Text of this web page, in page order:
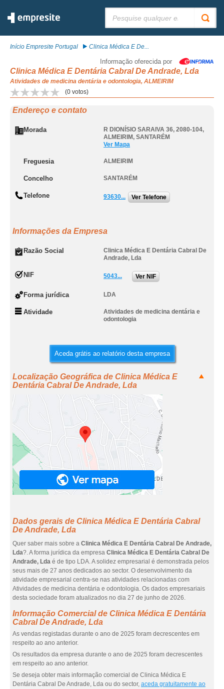
Início Empresite Portugal Clinica Médica E De...
Informação oferecida por
Clinica Médica E Dentária Cabral De Andrade, Lda
Atividades de medicina dentária e odontologia, ALMEIRIM
(0 votos)
Endereço e contato
Morada R DIONÍSIO SARAIVA 36, 2080-104,
ALMEIRIM , SANTARÉM
Ver Mapa
Freguesia ALMEIRIM
Concelho SANTARÉM
Telefone 93630... Ver Telefone
Informações da Empresa
Razão Social
Clinica Médica E Dentária Cabral De
Andrade, Lda
NIF 5043... Ver NIF
Forma jurídica LDA
Atividade
Atividades de medicina dentária e
odontologia
Aceda grátis ao relatório desta empresa
Localização Geográfica de Clinica Médica E
Dentária Cabral De Andrade, Lda
Dados gerais de Clinica Médica E Dentária Cabral
De Andrade, Lda
Quer saber mais sobre a Clinica Médica E Dentária Cabral De Andrade,
Lda?. A forma jurídica da empresa Clinica Médica E Dentária Cabral De
Andrade, Lda é de tipo LDA. A solidez empresarial é demonstrada pelos
seus mais de 27 anos dedicados ao sector. O desenvolvimento da
atividade empresarial centra-se nas atividades relacionadas com
Atividades de medicina dentária e odontologia. Os dados empresariais
desta sociedade foram atualizados no dia 27 de junho de 2026.
Informação Comercial de Clinica Médica E Dentária
Cabral De Andrade, Lda
As vendas registadas durante o ano de 2025 foram decrescentes em
respeito ao ano anterior.
Os resultados da empresa durante o ano de 2025 foram decrescentes
em respeito ao ano anterior.
Se deseja obter mais informação comercial de Clinica Médica E
Dentária Cabral De Andrade, Lda ou do sector, aceda gratuitamente ao